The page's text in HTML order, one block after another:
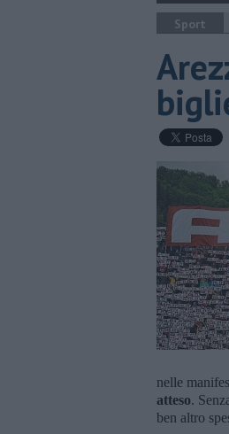
Sport
nelle
atteso.
ben altro